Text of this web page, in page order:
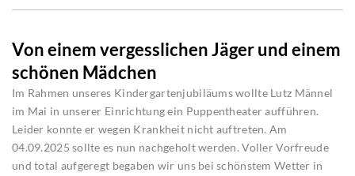
Von einem vergesslichen Jäger und einem
schönen Mädchen
Im Rahmen unseres Kindergartenjubiläums wollte Lutz Männel
im Mai in unserer Einrichtung ein Puppentheater aufführen.
Leider konnte er wegen Krankheit nicht auftreten. Am
04.09.2025 sollte es nun nachgeholt werden. Voller Vorfreude
und total aufgeregt begaben wir uns bei schönstem Wetter in